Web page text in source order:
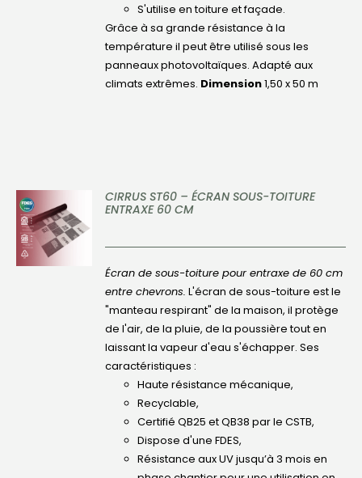
S'utilise en toiture et façade.
Grâce à sa grande résistance à la
température il peut être utilisé sous les
panneaux photovoltaïques. Adapté aux
climats extrêmes. Dimension1,50 x 50 m
DÉTAILS
CIRRUS ST60 – ÉCRAN SOUS-TOITURE
ENTRAXE 60 CM
Écran de sous-toiture pour entraxe de 60 cm
entre chevrons. L'écran de sous-toiture est le
"manteau respirant" de la maison, il protège
de l'air, de la pluie, de la poussière tout en
laissant la vapeur d'eau s'échapper. Ses
caractéristiques :
Haute résistance mécanique,
Recyclable,
Certifié QB25 et QB38 par le CSTB,
Dispose d'une FDES,
Résistance aux UV jusqu’à 3 mois en